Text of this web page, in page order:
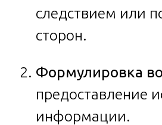
следствием или
сторон.
Формулировка
предоставление
информации.